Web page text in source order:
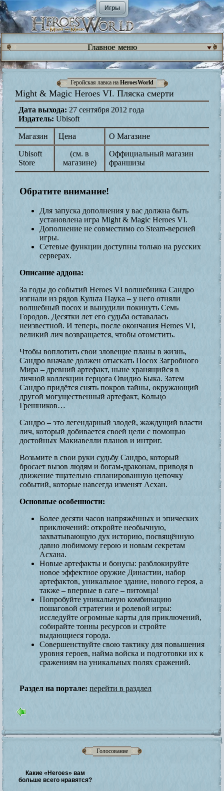
Игры
Голосование
Какие «Heroes» вам
больше всего нравятся?
Главное меню
Геройская лавка на HeroesWorld
Might & Magic Heroes VI. Пляска смерти
Дата выхода: 27 сентября 2012 года
Издатель: Ubisoft
Магазин Цена О Магазине
Ubisoft
Store
(см. в
магазине)
Оффициальный магазин
франшизы
Обратите внимание!
Для запуска дополнения у вас должна быть
установлена игра Might & Magic Heroes VI.
Дополнение не совместимо со Steam-версией
игры.
Сетевые функции доступны только на русских
серверах.
Описание аддона:
За годы до событий Heroes VI волшебника Сандро
изгнали из рядов Культа Паука – у него отняли
волшебный посох и вынудили покинуть Семь
Городов. Десятки лет его судьба оставалась
неизвестной. И теперь, после окончания Heroes VI,
великий лич возвращается, чтобы отомстить.
Чтобы воплотить свои зловещие планы в жизнь,
Сандро вначале должен отыскать Посох Загробного
Мира – древний артефакт, ныне хранящийся в
личной коллекции герцога Овидио Быка. Затем
Сандро придётся снять покров тайны, окружающий
другой могущественный артефакт, Кольцо
Грешников…
Сандро – это легендарный злодей, жаждущий власти
лич, который добивается своей цели с помощью
достойных Макиавелли планов и интриг.
Возьмите в свои руки судьбу Сандро, который
бросает вызов людям и богам-драконам, приводя в
движение тщательно спланированную цепочку
событий, которые навсегда изменят Асхан.
Основные особенности:
Более десяти часов напряжённых и эпических
приключений: откройте необычную,
захватывающую дух историю, посвящённую
давно любимому герою и новым секретам
Асхана.
Новые артефакты и бонусы: разблокируйте
новое эффектное оружие Династии, набор
артефактов, уникальное здание, нового героя, а
также – впервые в саге – питомца!
Попробуйте уникальную комбинацию
пошаговой стратегии и ролевой игры:
исследуйте огромные карты для приключений,
собирайте тонны ресурсов и стройте
выдающиеся города.
Совершенствуйте свою тактику для повышения
уровня героев, найма войска и подготовки их к
сражениям на уникальных полях сражений.
Раздел на портале: перейти в раздлел